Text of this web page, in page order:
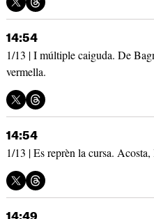
14:54
1/13 | I múltiple caiguda. De
vermella.
14:54
1/13 | Es reprèn la cursa. Acosta,